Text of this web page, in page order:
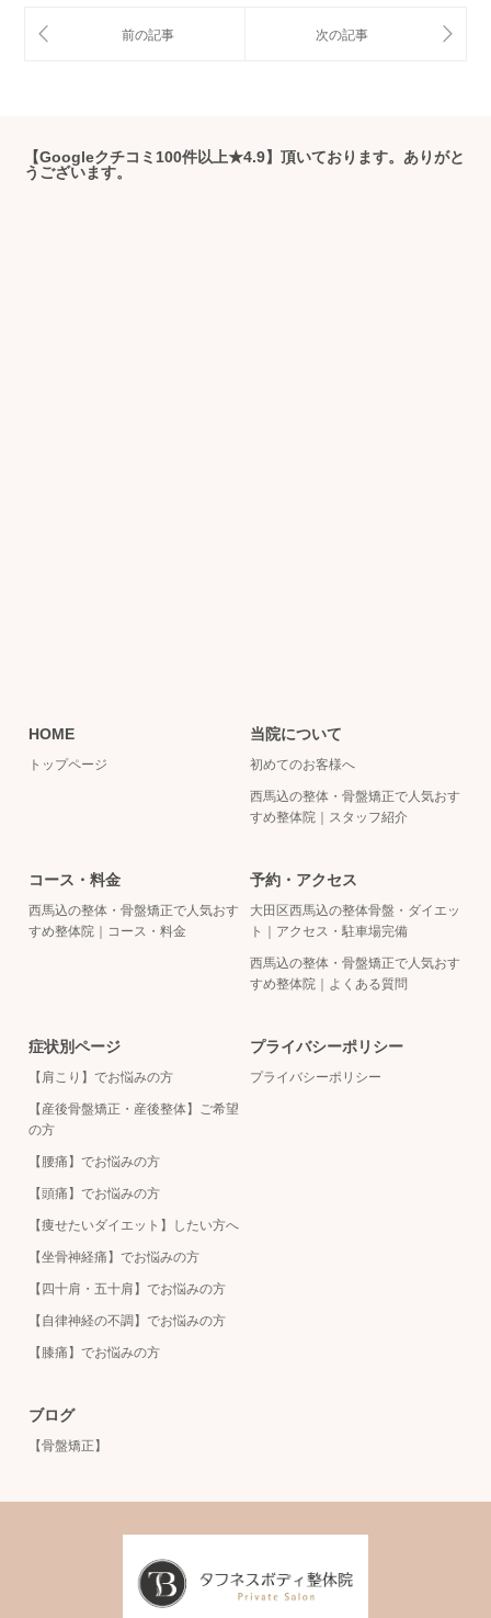
【Googleクチコミ100件以上★4.9】頂いております。ありがと
うございます。
HOME
トップページ
当院について
初めてのお客様へ
西馬込の整体・骨盤矯正で人気おす
すめ整体院｜スタッフ紹介
コース・料金
西馬込の整体・骨盤矯正で人気おす
すめ整体院｜コース・料金
予約・アクセス
大田区西馬込の整体骨盤・ダイエッ
ト｜アクセス・駐車場完備
西馬込の整体・骨盤矯正で人気おす
すめ整体院｜よくある質問
症状別ページ
【肩こり】でお悩みの方
【産後骨盤矯正・産後整体】ご希望
の方
【腰痛】でお悩みの方
【頭痛】でお悩みの方
【痩せたいダイエット】したい方へ
【坐骨神経痛】でお悩みの方
【四十肩・五十肩】でお悩みの方
【自律神経の不調】でお悩みの方
【膝痛】でお悩みの方
プライバシーポリシー
プライバシーポリシー
ブログ
【骨盤矯正】